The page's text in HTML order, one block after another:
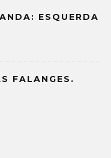
ESQUERDA
FALANGES.